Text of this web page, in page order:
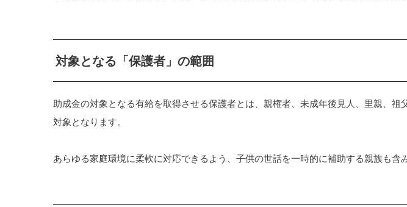
対象となる「保護者」の範囲
助成金の対象となる有給を取得させる保護者とは、親権者、未成年後見人、里親、祖
対象となります。
あらゆる家庭環境に柔軟に対応できるよう、子供の世話を一時的に補助する親族も含み